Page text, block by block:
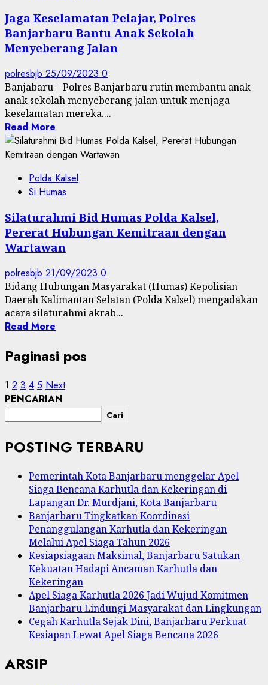
Jaga Keselamatan Pelajar, Polres
Banjarbaru Bantu Anak Sekolah
Menyeberang Jalan
polresbjb 25/09/2023 0
Banjabaru – Polres Banjarbaru rutin membantu anak-
anak sekolah menyeberang jalan untuk menjaga
keselamatan mereka....
Read More
Polda Kalsel
Si Humas
Silaturahmi Bid Humas Polda Kalsel,
Pererat Hubungan Kemitraan dengan
Wartawan
polresbjb 21/09/2023 0
Bidang Hubungan Masyarakat (Humas) Kepolisian
Daerah Kalimantan Selatan (Polda Kalsel) mengadakan
acara silaturahmi akrab...
Read More
Paginasi pos
1 2 3 4 5 Next
PENCARIAN
Cari
POSTING TERBARU
Pemerintah Kota Banjarbaru menggelar Apel
Siaga Bencana Karhutla dan Kekeringan di
Lapangan Dr. Murdjani, Kota Banjarbaru
Banjarbaru Tingkatkan Koordinasi
Penanggulangan Karhutla dan Kekeringan
Melalui Apel Siaga Tahun 2026
Kesiapsiagaan Maksimal, Banjarbaru Satukan
Kekuatan Hadapi Ancaman Karhutla dan
Kekeringan
Apel Siaga Karhutla 2026 Jadi Wujud Komitmen
Banjarbaru Lindungi Masyarakat dan Lingkungan
Cegah Karhutla Sejak Dini, Banjarbaru Perkuat
Kesiapan Lewat Apel Siaga Bencana 2026
ARSIP